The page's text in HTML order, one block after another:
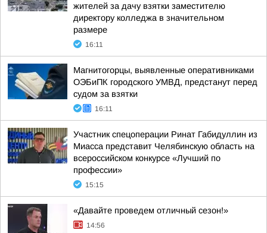
жителей за дачу взятки заместителю
директору колледжа в значительном
размере
16:11
Магнитогорцы, выявленные оперативниками
ОЭБиПК городского УМВД, предстанут перед
судом за взятки
16:11
Участник спецоперации Ринат Габидуллин из
Миасса представит Челябинскую область на
всероссийском конкурсе «Лучший по
профессии»
15:15
«Давайте проведем отличный сезон!»
14:56